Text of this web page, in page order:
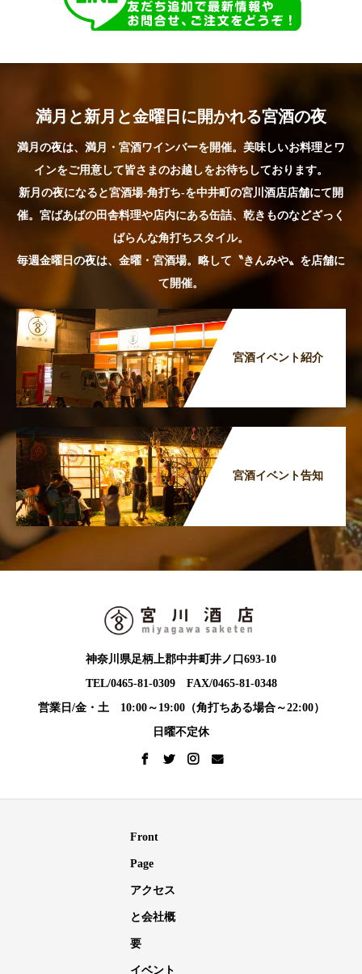
満月と新月と金曜日に開かれる宮酒の夜
満月の夜は、満月・宮酒ワインバーを開催。美味しいお料理とワ
インをご用意して皆さまのお越しをお待ちしております。
新月の夜になると宮酒場-角打ち-を中井町の宮川酒店店舗にて開
催。宮ばあばの田舎料理や店内にある缶詰、乾きものなどざっく
ばらんな角打ちスタイル。
毎週金曜日の夜は、金曜・宮酒場。略して〝きんみや〟を店舗に
て開催。
宮酒イベント紹介
宮酒イベント告知
神奈川県足柄上郡中井町井ノ口693-10
TEL/0465-81-0309 FAX/0465-81-0348
営業日/金・土 10:00～19:00（角打ちある場合～22:00）
日曜不定休
Front
Page
アクセス
と会社概
要
イベント